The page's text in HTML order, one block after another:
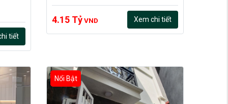
tiết
4.15 TỷVND Xem chi tiết
Nổi Bật